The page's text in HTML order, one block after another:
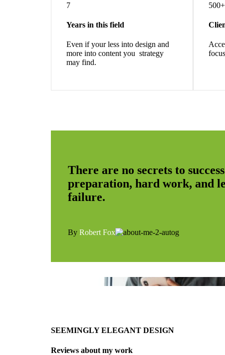
7
Years in this field
Even if your less into design and
more into content you strategy
may find.
500+
There are no secrets to
preparation, hard work, and
failure.
ByRobert Fox
SEEMINGLY ELEGANT DESIGN
Reviews about my work